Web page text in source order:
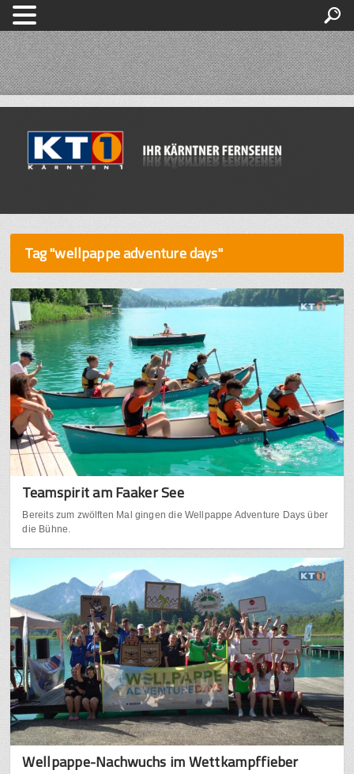
Tag "wellpappe adventure days"
Teamspirit am Faaker See
Bereits zum zwölften Mal gingen die Wellpappe Adventure Days über
die Bühne.
Wellpappe-Nachwuchs im Wettkampffieber